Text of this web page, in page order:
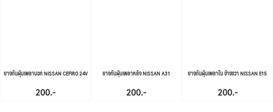
ยางกันฝุ่นเพลานอก NISSAN CEFIRO 24V
200.-
ยางกันฝุ่นเพลาหลัง NISSAN A31
200.-
ยางกันฝุ่นเพลาใน ข้างขวา NISSAN E15
200.-